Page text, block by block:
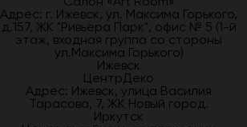
Адрес: г. Ижевск, ул. Максима Горького,
д.157, ЖК "Ривьера Парк", офис № 5 (1-й
этаж, входная группа со стороны
ул.Максима Горького)
Ижевск
ЦентрДеко
Адрес: Ижевск, улица Василия
Тарасова, 7, ЖК Новый город.
Иркутск